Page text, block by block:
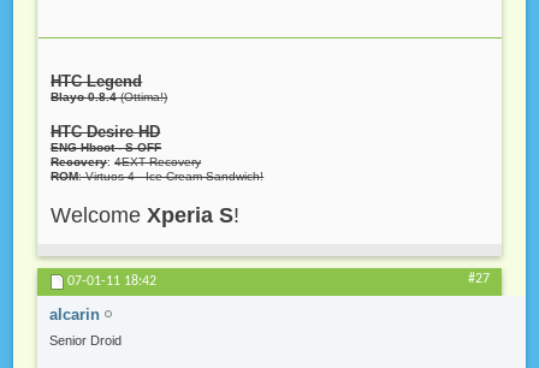
HTC Legend
Blayo 0.8.4(Ottima!)
HTC Desire HD
ENG Hboot - S-OFF
Recovery:4EXT Recovery
ROM: Virtuos 4 - Ice Cream Sandwich!
WelcomeXperia S!
07-01-11 18:42 #27
alcarin
Senior Droid